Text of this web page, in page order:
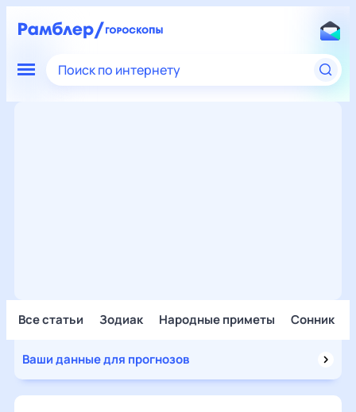
Поиск по интернету
Все статьи Зодиак Народные приметы Сонник
Ваши данные для прогнозов